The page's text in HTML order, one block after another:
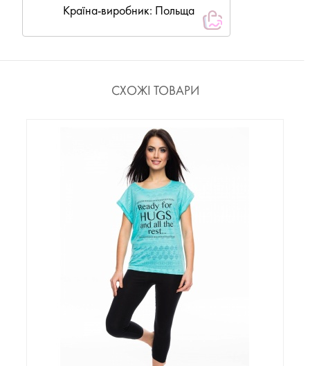
Країна-виробник: Польща
СХОЖІ ТОВАРИ